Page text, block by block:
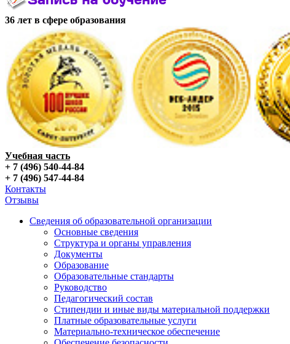
36 лет в сфере образования
Учебная часть
+ 7 (496) 540-44-84
+ 7 (496) 547-44-84
Контакты
Отзывы
Сведения об образовательной организации
Основные сведения
Структура и органы управления
Документы
Образование
Образовательные стандарты
Руководство
Педагогический состав
Стипендии и иные виды материальной поддержки
Платные образовательные услуги
Материально-техническое обеспечение